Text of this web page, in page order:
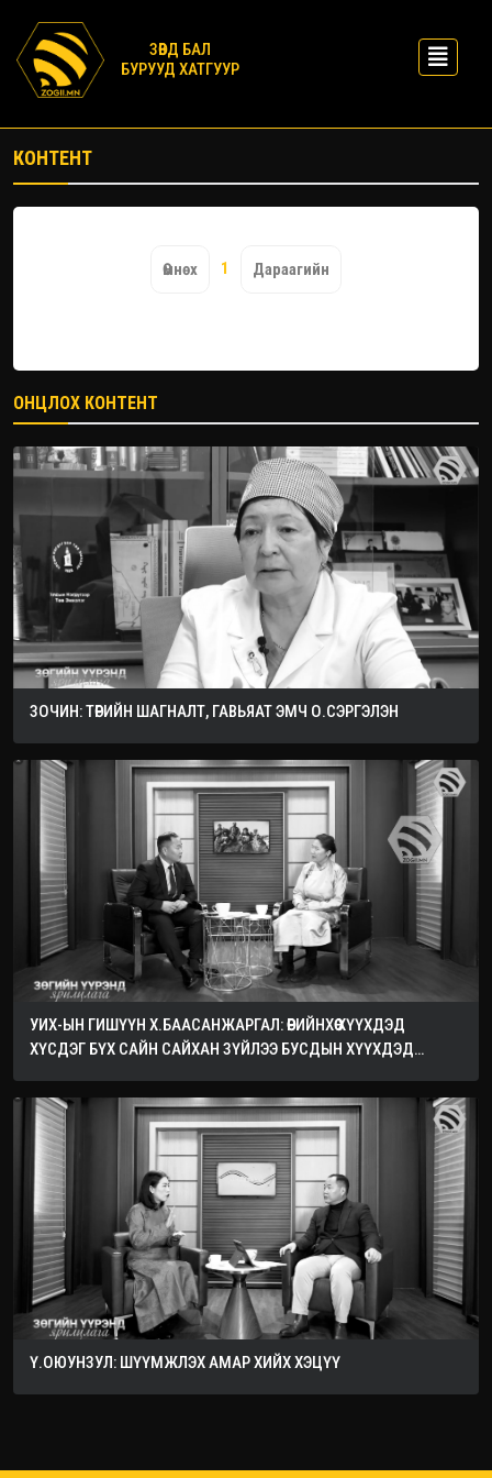
ЗӨВД БАЛ
БУРУУД ХАТГУУР
КОНТЕНТ
Өмнөх 1 Дараагийн
ОНЦЛОХ КОНТЕНТ
ЗОЧИН: ТӨРИЙН ШАГНАЛТ, ГАВЬЯАТ ЭМЧ О.СЭРГЭЛЭН
УИХ-ЫН ГИШҮҮН Х.БААСАНЖАРГАЛ: ӨӨРИЙНХӨӨ ХҮҮХДЭД
ХҮСДЭГ БҮХ САЙН САЙХАН ЗҮЙЛЭЭ БУСДЫН ХҮҮХДЭД
Ү.ОЮУНЗУЛ: ШҮҮМЖЛЭХ АМАР ХИЙХ ХЭЦҮҮ